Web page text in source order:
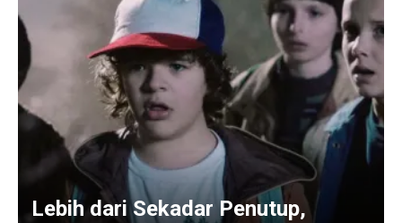
Lebih dari Sekadar Penutup,